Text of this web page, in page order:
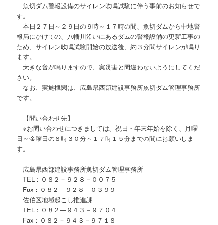
魚切ダム警報設備のサイレン吹鳴試験に伴う事前のお知らせで
す。
本日２７日～２９日の９時～１７時の間、魚切ダムから中地警
報局にかけての、八幡川沿いにあるダムの警報設備の更新工事の
ため、サイレン吹鳴試験開始の放送後、約３分間サイレンが鳴り
ます。
大きな音が鳴りますので、実災害と間違わないようにしてくだ
さい。
なお、実施機関は、広島県西部建設事務所魚切ダム管理事務所
です。
【問い合わせ先】
※お問い合わせにつきましては、祝日・年末年始を除く、月曜
日～金曜日の８時３０分～１７時１５分までの間にお願いしま
す。
広島県西部建設事務所魚切ダム管理事務所
TEL：０８２－９２８－００７５
Fax：０８２－９２８－０３９９
佐伯区地域起こし推進課
TEL：０８２―９４３－９７０４
Fax：０８２－９４３－９７１８